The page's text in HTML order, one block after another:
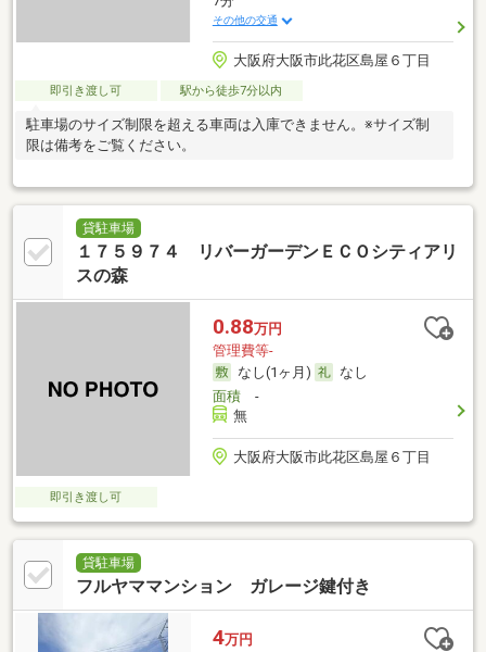
その他の交通
大阪府大阪市此花区島屋６丁目
即引き渡し可 駅から徒歩7分以内
駐車場のサイズ制限を超える車両は入庫できません。※サイズ制
限は備考をご覧ください。
貸駐車場
１７５９７４ リバーガーデンＥＣＯシティアリ
スの森
0.88万円
管理費等-
なし(1ヶ月)
なし
面積-
無
大阪府大阪市此花区島屋６丁目
即引き渡し可
貸駐車場
フルヤママンション ガレージ鍵付き
4万円